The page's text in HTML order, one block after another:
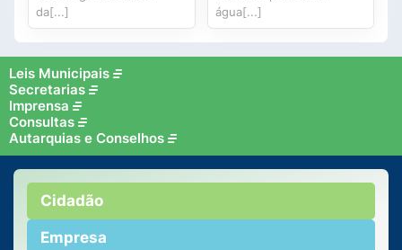
da[...]
água[...]
Leis Municipais
Secretarias
Imprensa
Consultas
Autarquias e Conselhos
Cidadão
Empresa